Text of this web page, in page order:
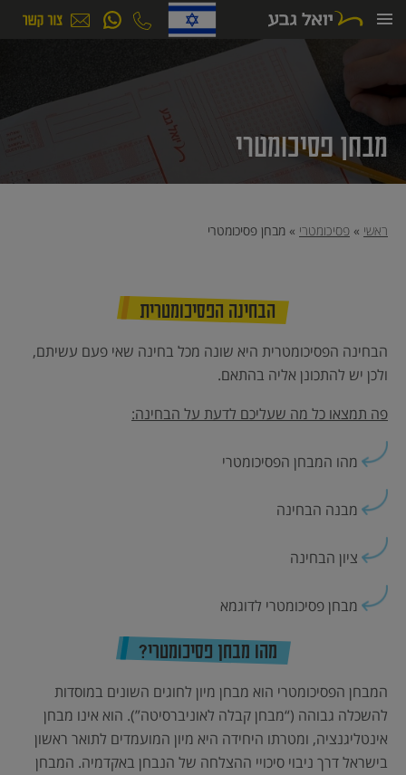
לתוכן
מבחן פסיכומטרי
ראשי » פסיכומטרי » מבחן פסיכומטרי
הבחינה הפסיכומטרית
הבחינה הפסיכומטרית היא שונה מכל בחינה שאי פעם עשיתם,
ולכן יש להתכונן אליה בהתאם.
פה תמצאו כל מה שעליכם לדעת על הבחינה:
מהו המבחן הפסיכומטרי
מבנה הבחינה
ציון הבחינה
מבחן פסיכומטרי לדוגמא
מהו מבחן פסיכומטרי?
המבחן הפסיכומטרי הוא מבחן מיון לחוגים השונים במוסדות
להשכלה גבוהה (“מבחן קבלה לאוניברסיטה”). הוא אינו מבחן
אינטליגנציה, ומטרתו היחידה היא מיון המועמדים לתואר ראשון
בישראל דרך ניבוי סיכויי ההצלחה של הנבחן באקדמיה. המבחן